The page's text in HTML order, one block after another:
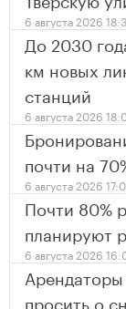
6 августа 2026
До 2030
км новых
станций
6 августа 2026
почти на
6 августа 2026
Почти 80%
планируют
6 августа 2026
просить о